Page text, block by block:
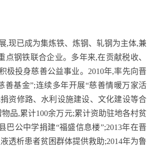
,现已成为集炼铁、炼钢、轧钢为主体,兼
钢铁联合企业。多年来,在贡献税收、
极投身慈善公益事业。2010年,率先向晋
善基金”;连续多年开展“慈善情暖万家活
资修路、水利设施建设、文化建设等合
品,累计100余万元;累计资助驻地各村贫
巴公中学捐建“福盛信息楼”;2013年在晋
透析患者贫困群体提供救助;2014年为鲁